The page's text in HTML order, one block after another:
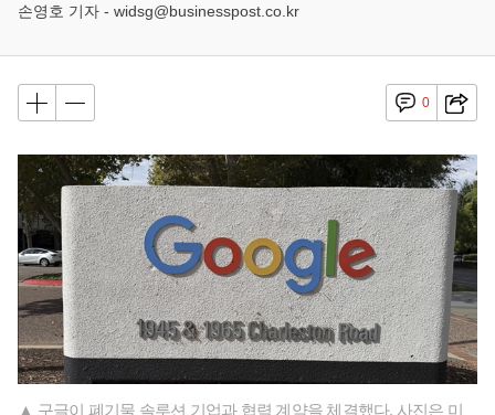
손영호 기자 - widsg@businesspost.co.kr
0
▲ 구글이 폐기물 솔루션 기업과 협력 계약을 체결했다. 사진은 미